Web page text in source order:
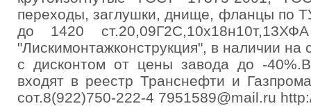
переходы, заглушки, днище, фланцы по
до 1420
"Лискимонтажконструкция", в наличии
с дисконтом от цены завода до -
входят в реестр Транснефти и
сот.8(922)750-222-4 7951589@mail.ru